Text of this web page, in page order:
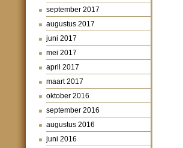
september 2017
augustus 2017
juni 2017
mei 2017
april 2017
maart 2017
oktober 2016
september 2016
augustus 2016
juni 2016